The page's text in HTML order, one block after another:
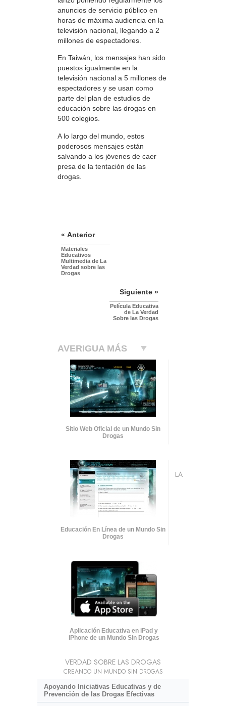
anuncios de servicio público en
horas de máxima audiencia en la
televisión nacional, llegando a 2
millones de espectadores.
En Taiwán, los mensajes han sido
puestos igualmente en la
televisión nacional a 5 millones de
espectadores y se usan como
parte del plan de estudios de
educación sobre las drogas en
500 colegios.
A lo largo del mundo, estos
poderosos mensajes están
salvando a los jóvenes de caer
presa de la tentación de las
drogas.
« Anterior
Materiales
Educativos
Multimedia de La
Verdad sobre las
Drogas
Siguiente »
Película Educativa
de La Verdad
Sobre las Drogas
AVERIGUA MÁS
Sitio Web Oficial de un Mundo Sin
Drogas
Educación En Línea de un Mundo Sin
Drogas
Aplicación Educativa en iPad y
iPhone de un Mundo Sin Drogas
LA
VERDAD SOBRE LAS DROGAS
CREANDO UN MUNDO SIN DROGAS
Apoyando Iniciativas Educativas y de
Prevención de las Drogas Efectivas